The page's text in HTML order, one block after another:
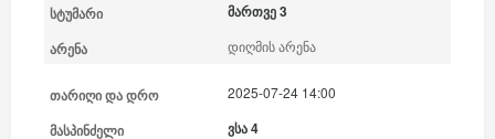
მართვე 3
დიღმის არენა
2025-07-24 14:00
ვსა 4